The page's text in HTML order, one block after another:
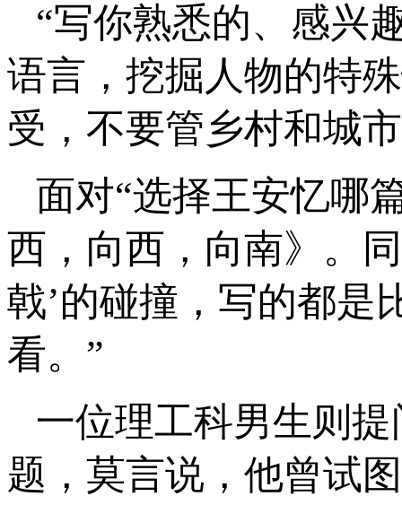
“写你熟悉的、感兴
语言，挖掘人物的特
受，不要管乡村和城
面对“选择王安忆哪
西，向西，向南》。
戟’的碰撞，写的都是
看。”
一位理工科男生则提
题，莫言说，他曾试